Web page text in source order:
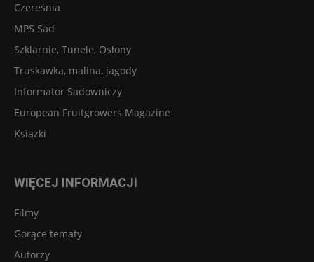
Czereśnia
MPS Sad
Szklarnie, Tunele, Osłony
Truskawka, malina, jagody
Informator Sadowniczy
European Fruitgrowers Magazine
Książki
WIĘCEJ INFORMACJI
Filmy
Gorące tematy
Autorzy